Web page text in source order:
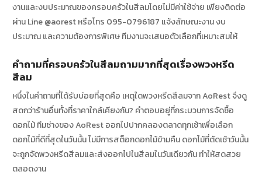
งานและงบประมาณของครอบครัวในสีลมโดยไม่มีค่าใช้จ่าย เพียงติดต่อ
ผ่าน Line @aorest หรือโทร 095-0796187 แจ้งลักษณะงาน งบ
ประมาณ และความต้องการพิเศษ ทีมงานจะเสนอตัวเลือกที่เหมาะสมให้
คำถามที่ครอบครัวในสีลมถามมากที่สุดเรื่องพวงหรีด
สีลม
หนึ่งในคำถามที่ได้รับบ่อยที่สุดคือ เหตุใดพวงหรีดสีลมจาก AoRest จึงดู
สดกว่าร้านอื่นทั้งที่ราคาใกล้เคียงกัน? คำตอบอยู่ที่กระบวนการจัดซื้อ
ดอกไม้ ทีมช่างของ AoRest ออกไปปากคลองตลาดทุกเช้าเพื่อเลือก
ดอกไม้ที่ดีที่สุดในวันนั้น ไม่มีการสต็อกดอกไม้ข้ามคืน ดอกไม้ที่ตัดเช้าวันนั้น
จะถูกจัดพวงหรีดสีลมและส่งออกไปในสีลมในวันเดียวกัน ทำให้สดสวย
ตลอดงาน